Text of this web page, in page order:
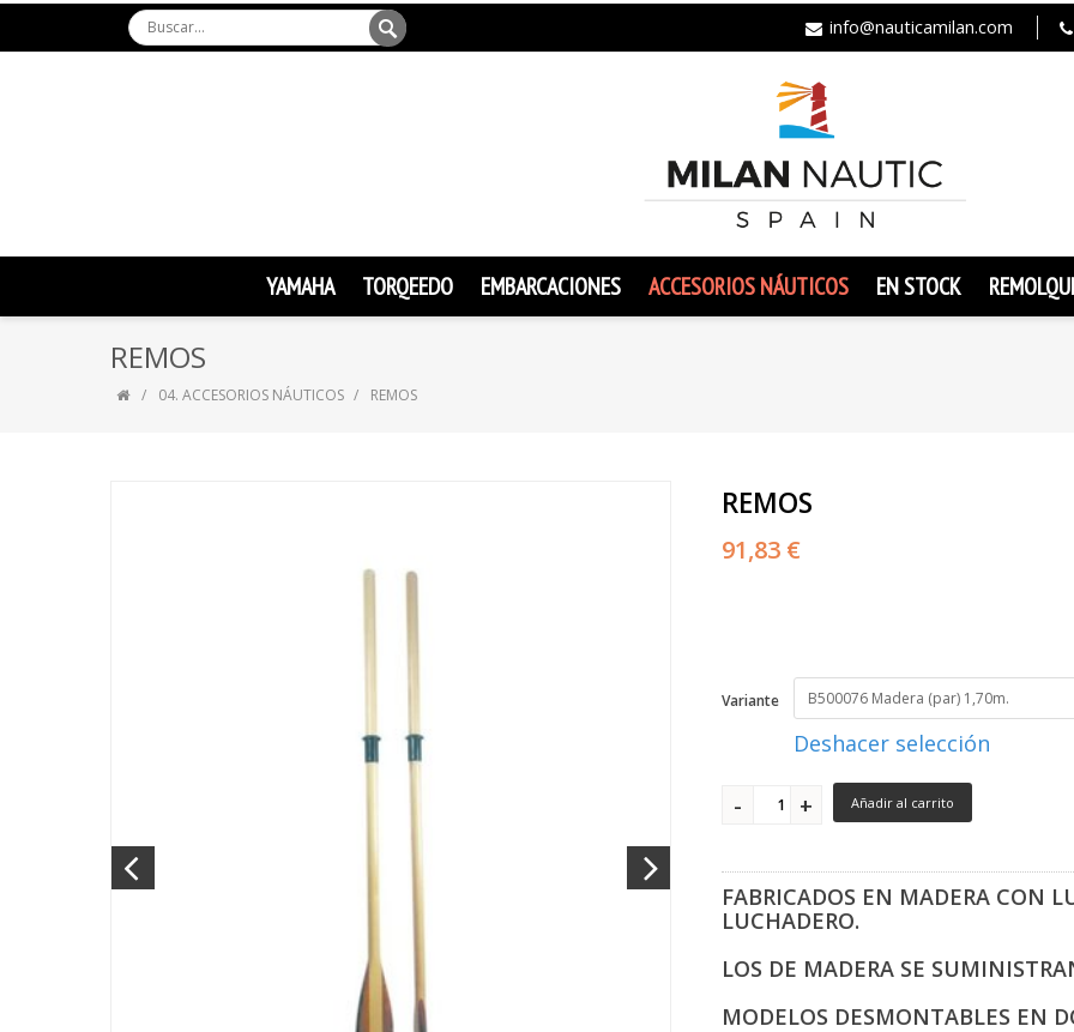
info@nauticamilan.com
YAMAHA TORQEEDO EMBARCACIONES ACCESORIOS NÁUTICOS EN STOCK
REMOS
04. ACCESORIOS NÁUTICOS REMOS
REMOS
91,83 €
Variante
Deshacer selección
Añadir al carrito
FABRICADOS EN MADERA CON
LUCHADERO.
LOS DE MADERA SE
MODELOS DESMONTABLES EN